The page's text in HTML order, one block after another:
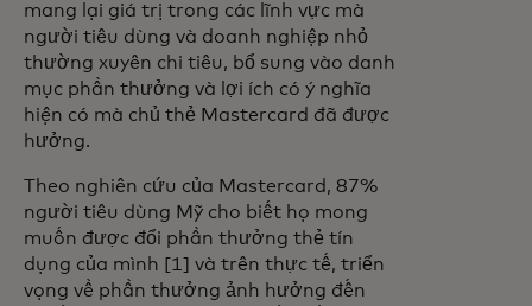
mang lại giá trị trong các lĩnh vực mà
người tiêu dùng và doanh nghiệp nhỏ
thường xuyên chi tiêu, bổ sung vào danh
mục phần thưởng và lợi ích có ý nghĩa
hiện có mà chủ thẻ Mastercard đã được
hưởng.
Theo nghiên cứu của Mastercard, 87%
người tiêu dùng Mỹ cho biết họ mong
muốn được đổi phần thưởng thẻ tín
dụng của mình [1] và trên thực tế, triển
vọng về phần thưởng ảnh hưởng đến